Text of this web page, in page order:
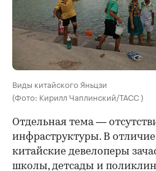
Виды китайского Яньцзи
(Фото: Кирилл Чаплинский/ТАСС )
Отдельная тема —
инфраструктуры. В
китайские девелоперы
школы, детсады и